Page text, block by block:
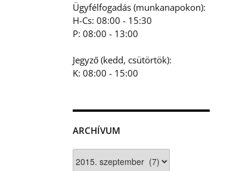
Ügyfélfogadás (munkanapokon):
H-Cs: 08:00 - 15:30
P: 08:00 - 13:00
Jegyző (kedd, csütörtök):
K: 08:00 - 15:00
ARCHÍVUM